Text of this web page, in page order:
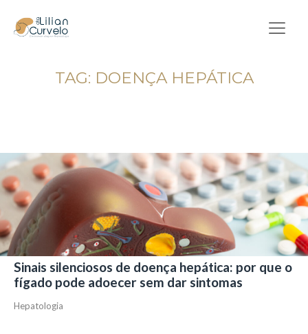
TAG: DOENÇA HEPÁTICA
Sinais silenciosos de doença hepática: por que o
fígado pode adoecer sem dar sintomas
Hepatologia